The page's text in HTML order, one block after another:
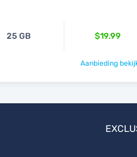
25 GB $19.99
Aanbieding